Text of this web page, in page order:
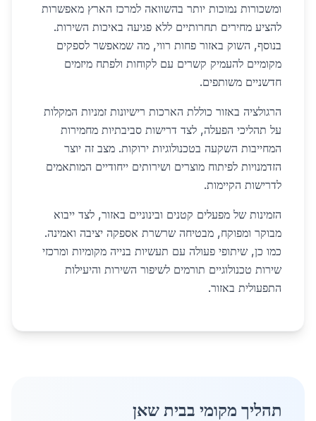
ומשכורות נמוכות יותר בהשוואה למרכז הארץ מאפשרות
להציע מחירים תחרותיים ללא פגיעה באיכות השירות.
בנוסף, השוק באזור פחות רווי, מה שמאפשר לספקים
מקומיים להעמיק קשרים עם לקוחות ולפתח מיזמים
חדשניים משותפים.
הרגולציה באזור כוללת הארכות רישיונות זמניות המקלות
על תהליכי הפעלה, לצד דרישות סביבתיות מחמירות
המחייבות השקעה בטכנולוגיות ירוקות. מצב זה יוצר
הזדמנויות לפיתוח מוצרים ושירותים ייחודיים המותאמים
לדרישות הקיימות.
הזמינות של מפעלים קטנים ובינוניים באזור, לצד ייבוא
מבוקר ומפוקח, מבטיחה שרשרת אספקה יציבה ואמינה.
כמו כן, שיתופי פעולה עם תעשיות בנייה מקומיות ומרכזי
שירות טכנולוגיים תורמים לשיפור השירות והיעילות
התפעולית באזור.
תהליך מקומי בבית שאן